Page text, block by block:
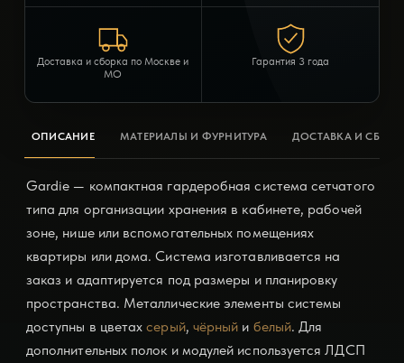
Доставка и сборка по Москве и
МО
Гарантия 3 года
ОПИСАНИЕ МАТЕРИАЛЫ И ФУРНИТУРА ДОСТАВКА И
Gardie — компактная гардеробная система сетчатого
типа для организации хранения в кабинете, рабочей
зоне, нише или вспомогательных помещениях
квартиры или дома. Система изготавливается на
заказ и адаптируется под размеры и планировку
пространства. Металлические элементы системы
доступны в цветахсерый, чёрный и белый. Для
дополнительных полок и модулей используется ЛДСП